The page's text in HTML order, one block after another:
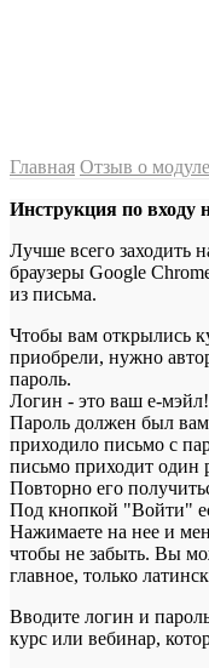
Главная Отзыв о модуле
Инструкция по входу
Лучше всего заходить
браузеры Google
из письма.
Чтобы вам открылись
приобрели, нужно
пароль.
Логин - это ваш е-мэйл!
Пароль должен был
приходило письмо с
письмо приходит один
Повторно его
Под кнопкой "Войти"
Нажимаете на нее и
чтобы не забыть. Вы
главное, только
Вводите логин и
курс или вебинар,